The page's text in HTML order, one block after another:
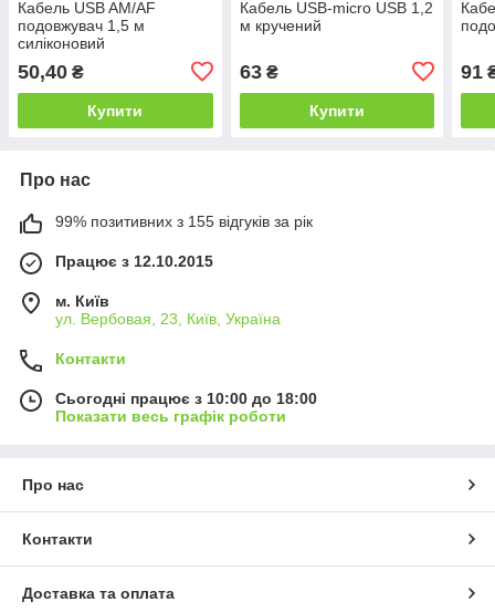
Кабель USB AM/AF
подовжувач 1,5 м
силіконовий
50,40 ₴
Купити
Кабель USB-micro USB 1,2
м кручений
63₴
Купити
91
Про нас
99% позитивних з 155 відгуків за рік
Працює з 12.10.2015
м. Київ
ул. Вербовая, 23, Київ, Україна
Контакти
Сьогодні працює з 10:00 до 18:00
Показати весь графік роботи
Про нас
Контакти
Доставка та оплата